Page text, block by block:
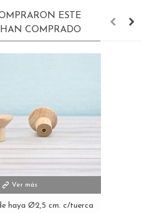
ESTE
COMPRADO
Ver más
haya Ø2,5 cm. c/tuerca